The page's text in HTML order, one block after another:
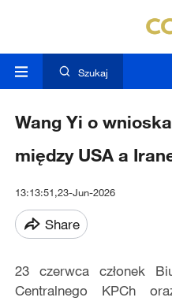
Szukaj
Wang Yi o
między USA a
13:13:51,23-Jun-2026
Share
23 czerwca członek
Centralnego KPCh